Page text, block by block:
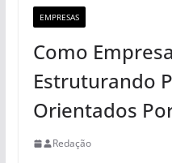
EMPRESAS
Como
Estruturando
Orientados
Redação